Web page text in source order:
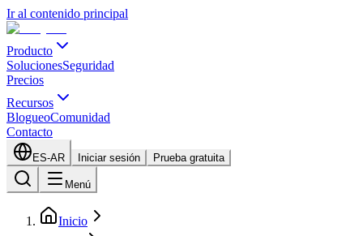
Ir al contenido principal
Producto
SolucionesSeguridad
Precios
Recursos
BlogueoComunidad
Contacto
ES-AR Iniciar sesión Prueba gratuita
Menú
Inicio